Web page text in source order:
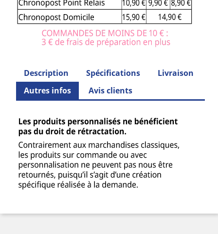
Description Spécifications
Livraison
Autres infos
Avis clients